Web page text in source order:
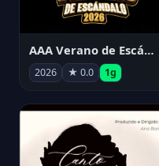
AAA Verano de Escándalo 2026 - Week 3
2026 ★ 0.0 1g